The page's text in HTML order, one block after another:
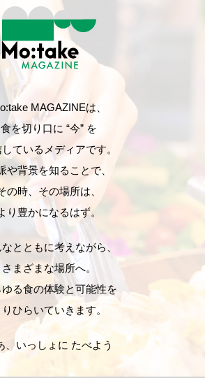
MAGAZINEは、
食を切り口に “今” を
ているメディアです。
や背景を知ることで、
の時、その場所は、
り豊かになるはず。
とともに考えながら、
さまざまな場所へ。
ゆる食の体験と可能性を
りひらいていきます。
、いっしょに たべよう